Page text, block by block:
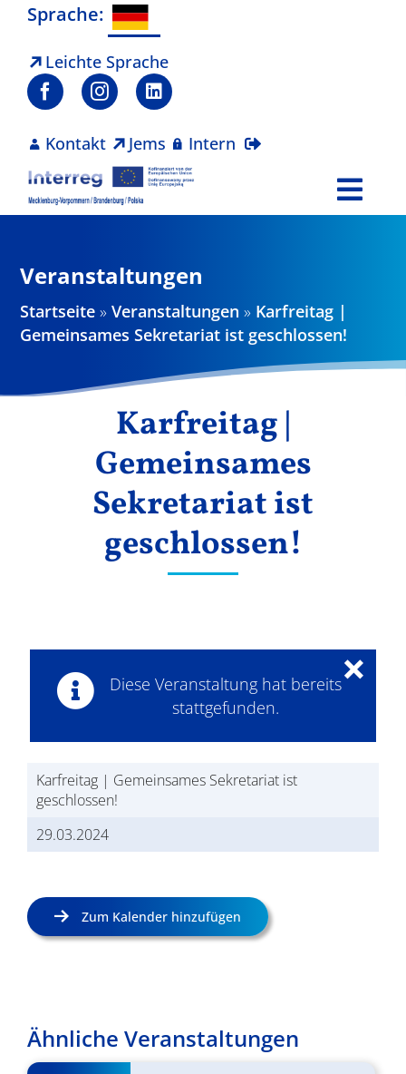
Zum
springen
Sprache:
Leichte Sprache
Kontakt Jems Intern
Projekte
Ergebnisse
Veranstaltungen
Startseite »Veranstaltungen » Karfreitag |
Gemeinsames Sekretariat ist geschlossen!
Karfreitag |
Gemeinsames
Sekretariat ist
geschlossen!
Diese Veranstaltung hat bereits
stattgefunden.
×
Karfreitag | Gemeinsames Sekretariat ist
geschlossen!
29.03.2024
Zum Kalender hinzufügen
Ähnliche Veranstaltungen